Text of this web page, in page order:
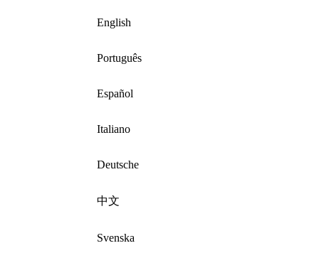
English
Português
Español
Italiano
Deutsche
中文
Svenska